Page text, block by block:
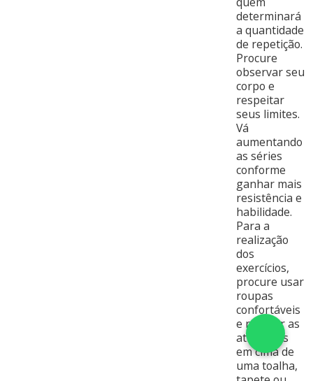
determinará
a quantidade
de repetição.
Procure
observar seu
corpo e
respeitar
seus limites.
Vá
aumentando
as séries
conforme
ganhar mais
resistência e
habilidade.
Para a
realização
dos
exercícios,
procure usar
roupas
confortáveis
e realizar as
atividades
em cima de
uma toalha,